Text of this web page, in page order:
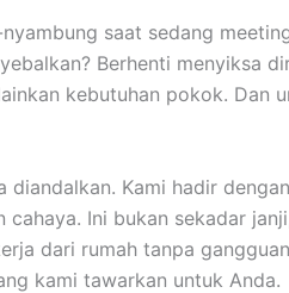
saat sedang
Berhenti menyiksa
kebutuhan pokok. Dan
Kami hadir dengan
Ini bukan sekadar
dari rumah tanpa
kami tawarkan untuk Anda.